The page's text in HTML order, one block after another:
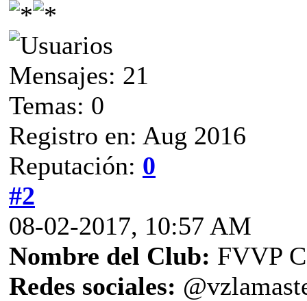
Mensajes: 21
Temas: 0
Registro en: Aug 2016
Reputación: 0
#2
08-02-2017, 10:57 AM
Nombre del Club: FVVP
Redes sociales: